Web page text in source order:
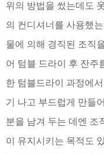
위의 방법을 썼는데도
의 컨디셔너를 사용했
물에 의해 경직된 조직
어 텀블 드라이 후 잔주
한 텀블드라이 과정에
기 나고 부드럽게 만들
분을 남겨 두는 데엔 조
이 유지시키는 목적도